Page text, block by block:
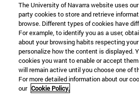
The University of Navarra website uses
party cookies to store and retrieve
browse. Different types of cookies have
For example, to identify you as a user,
about your browsing habits respecting
personalize how the content is displayed.
cookies you want to enable or accept
will remain active until you choose one of
For more detailed information about our
our Cookie Policy.